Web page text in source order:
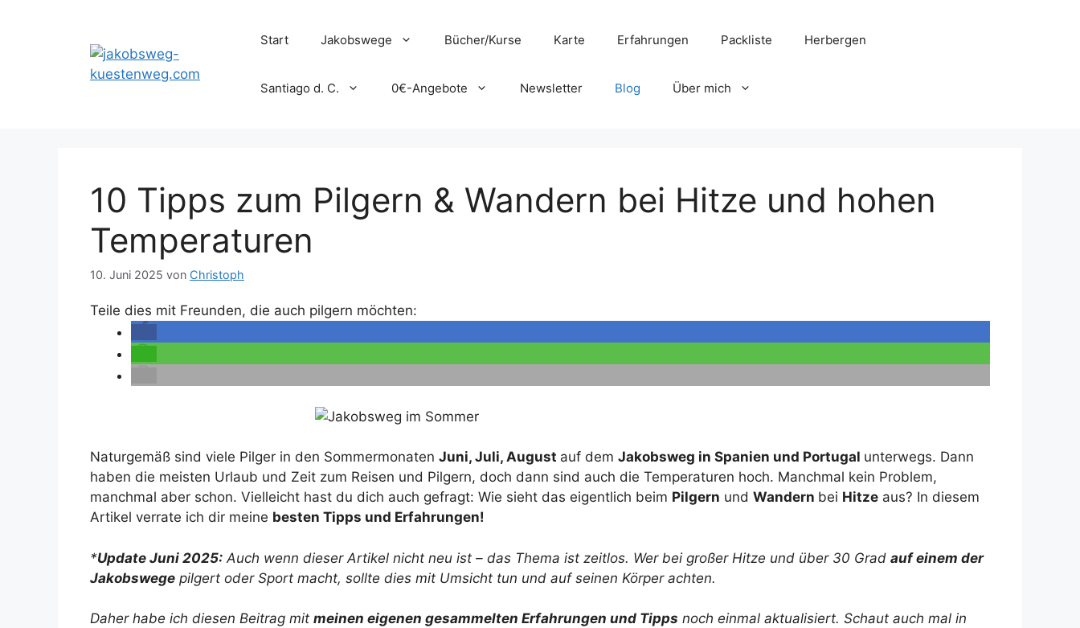
Start Jakobswege Bücher/Kurse Karte Erfahrungen Packliste Herbergen
Santiago d. C. 0€-Angebote Newsletter Blog Über mich
10 Tipps zum Pilgern & Wandern bei Hitze und hohen
Temperaturen
10. Juni 2025 von Christoph
Teile dies mit Freunden, die auch pilgern möchten:
Naturgemäß sind viele Pilger in den Sommermonaten Juni, Juli, August auf dem Jakobsweg in Spanien und Portugal unterwegs. Dann
haben die meisten Urlaub und Zeit zum Reisen und Pilgern, doch dann sind auch die Temperaturen hoch. Manchmal kein Problem,
manchmal aber schon. Vielleicht hast du dich auch gefragt: Wie sieht das eigentlich beim Pilgern und Wandern bei Hitze aus? In diesem
Artikel verrate ich dir meine besten Tipps und Erfahrungen!
*Update Juni 2025: Auch wenn dieser Artikel nicht neu ist – das Thema ist zeitlos. Wer bei großer Hitze und über 30 Grad auf einem der
Jakobswege pilgert oder Sport macht, sollte dies mit Umsicht tun und auf seinen Körper achten.
Daher habe ich diesen Beitrag mit meinen eigenen gesammelten Erfahrungen und Tipps noch einmal aktualisiert. Schaut auch mal in